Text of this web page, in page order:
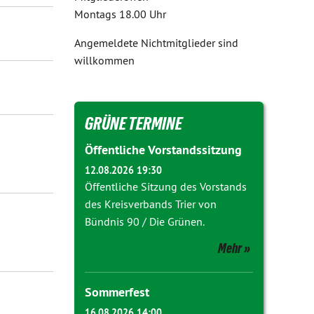
Montags 18.00 Uhr
Angemeldete Nichtmitglieder sind
willkommen
GRÜNE TERMINE
Öffentliche Vorstandssitzung
12.08.2026 19:30
Öffentliche Sitzung des Vorstands
des Kreisverbands Trier von
Bündnis 90 / Die Grünen.
Mehr
Sommerfest